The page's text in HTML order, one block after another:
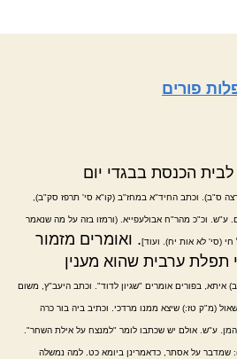
פורים
הכנסת בבגדי יום
ס"ב). וכתב החיד"א במחז"ב (קו"א סי' תרפז סק"ב),
ע"ש. וכ"כ מהר"ח אבולעפייא. (ורמזו בזה על מה שנאמר
(סי' לא אות יח). ועוד]. ואומרים מזמור
ערבית שהוא מענין
איתא, בפורים אומרים "שגיון לדוד". וכתב היעב"ץ, משום
(מ"ק טז:) שיצא ממנו מרדכי. וכתיב ביה בור כרה
המן. ע"ש. אולם יש שכתבו לומר "למנצח על אילת השחר".
שמדבר על אסתר, כדאמרינן ביומא כט. למה נמשלה